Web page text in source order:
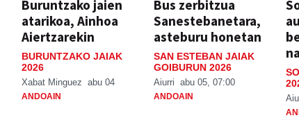
Buruntzako jaien
atarikoa, Ainhoa
Aiertzarekin
BURUNTZAKO JAIAK
2026
Xabat Minguez abu 04
ANDOAIN
Bus zerbitzua
Sanestebanetara,
asteburu honetan
SAN ESTEBAN JAIAK
GOIBURUN 2026
Aiurri abu 05, 07:00
ANDOAIN